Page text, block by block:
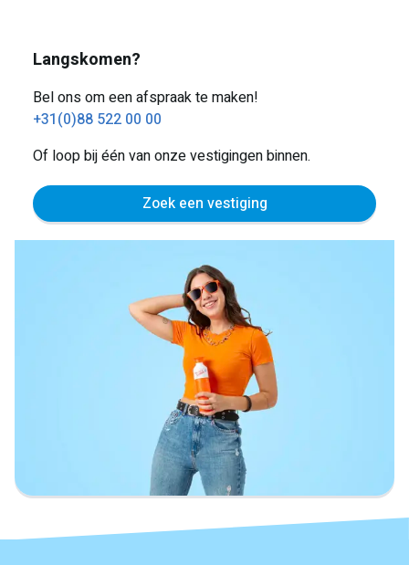
Langskomen?
Bel ons om een afspraak te maken!
+31(0)88 522 00 00
Of loop bij één van onze vestigingen binnen.
Zoek een vestiging